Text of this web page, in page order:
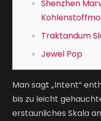
Shenzhen
Traktandum
Jewel Pop
Man sagt „Intent“
bis zu leicht
erstaunliches Skala